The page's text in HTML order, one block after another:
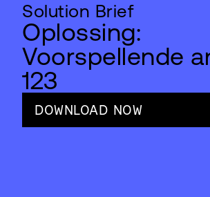
Solution Brief
Oplossing:
Voorspellende
123
DOWNLOAD NOW